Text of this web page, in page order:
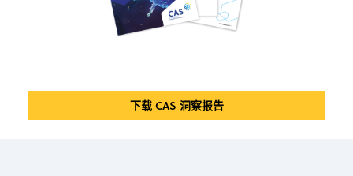
下载 CAS 洞察报告